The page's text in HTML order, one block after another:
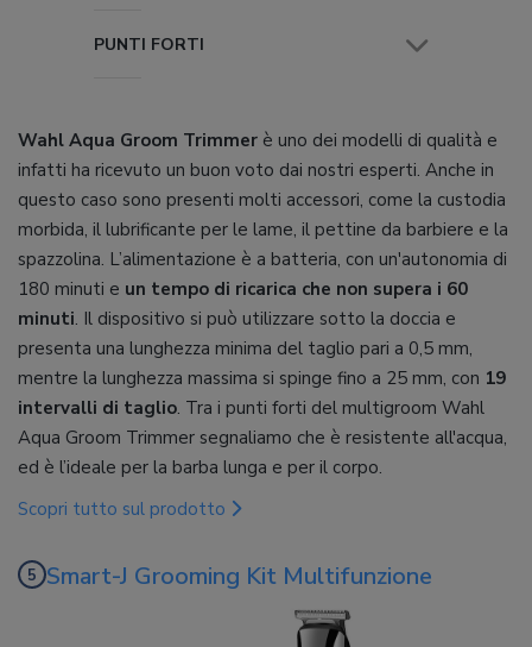
PUNTI FORTI
Wahl Aqua Groom Trimmer è uno dei modelli di qualità e
infatti ha ricevuto un buon voto dai nostri esperti. Anche in
questo caso sono presenti molti accessori, come la custodia
morbida, il lubrificante per le lame, il pettine da barbiere e la
spazzolina. L’alimentazione è a batteria, con un'autonomia di
180 minuti e un tempo di ricarica che non supera i 60
minuti. Il dispositivo si può utilizzare sotto la doccia e
presenta una lunghezza minima del taglio pari a 0,5 mm,
mentre la lunghezza massima si spinge fino a 25 mm, con 19
intervalli di taglio. Tra i punti forti del multigroom Wahl
Aqua Groom Trimmer segnaliamo che è resistente all'acqua,
ed è l’ideale per la barba lunga e per il corpo.
Scopri tutto sul prodotto
Smart-J Grooming Kit Multifunzione